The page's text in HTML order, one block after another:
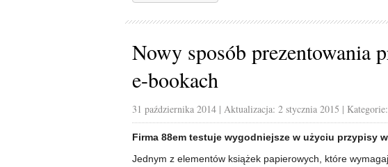
Nowy sposób prezentowania
e-bookach
31 października 2014| Aktualizacja: 2 stycznia 2015 | Kategorie:
Firma 88em testuje wygodniejsze w użyciu przypisy
Jednym z elementów książek papierowych, które